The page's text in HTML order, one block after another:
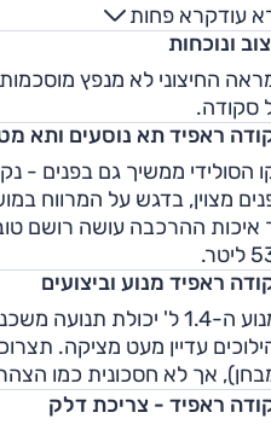
קונצרן פולקסווגן.
ממשיכים את הקו
אצל הראפיד היא המרווח
530 ליטר של קיבולת.
עודקרא פחות
ונוכחות
החיצוני לא מנפץ
סקודה.
ראפיד תא נוסעים ותא
הסולידי ממשיך גם בפנים -
מצוין, בדגש על המרווח
איכות ההרכבה עושה רושם
ראפיד מנוע וביצועים
למנוע ה-1.4 ל' יכולת
אך לא חסכונית כמו
ראפיד - צריכת דלק